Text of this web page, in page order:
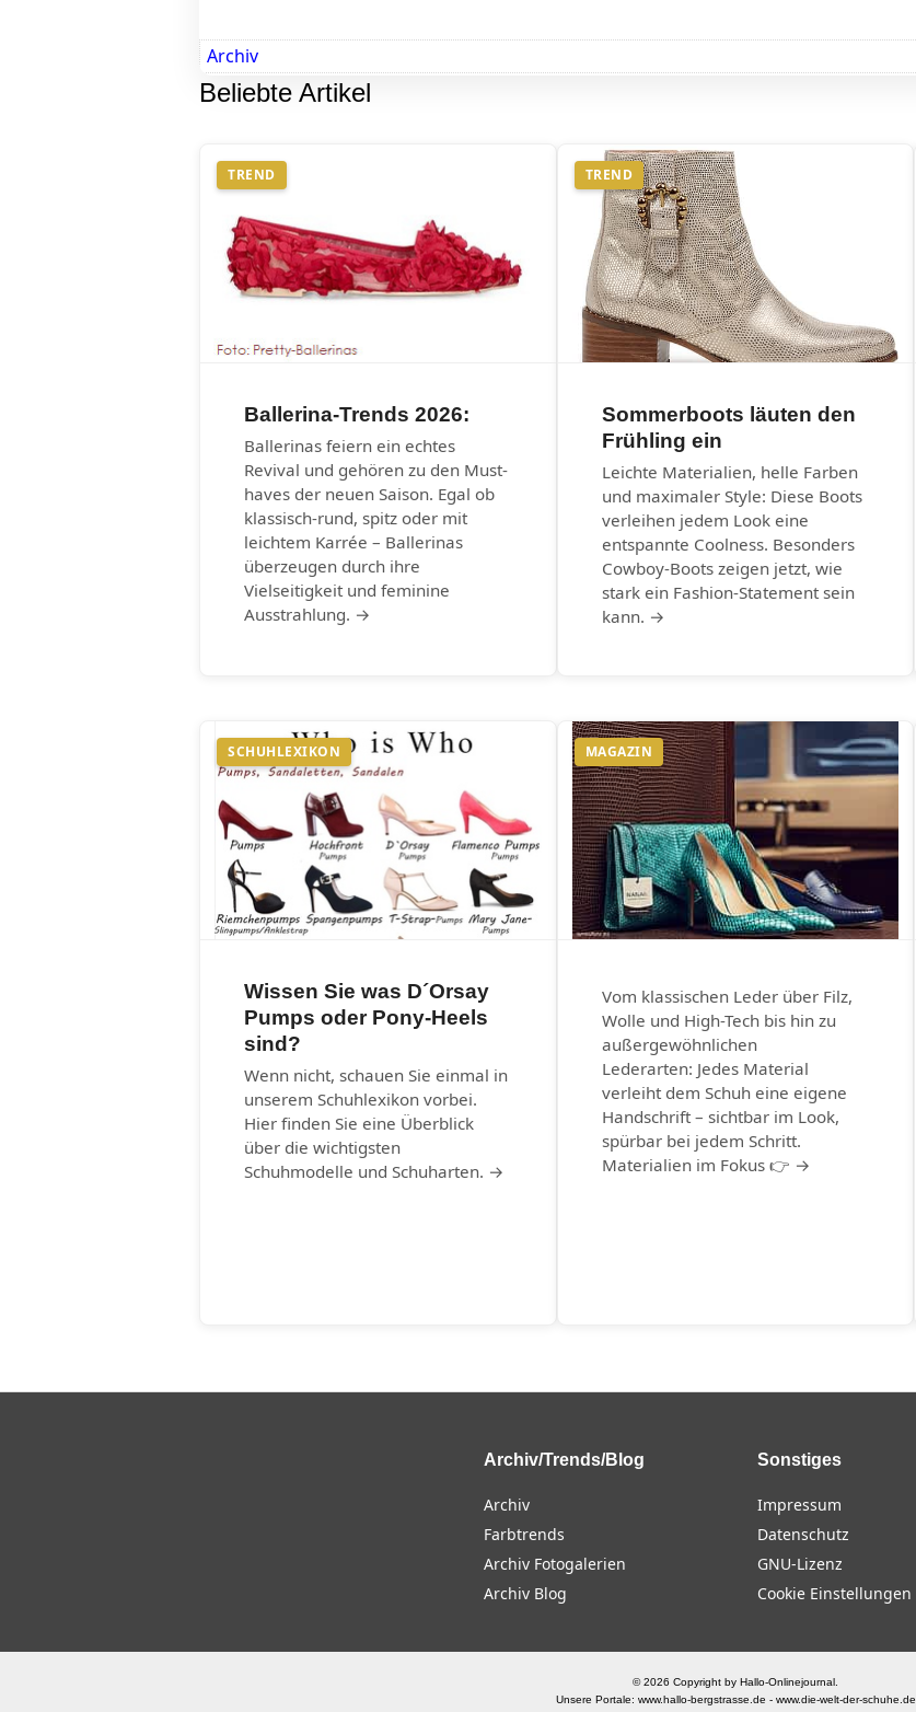
Archiv
Beliebte Artikel
TREND
Ballerina-Trends 2026:
Ballerinas feiern ein echtes
Revival und gehören zu den Must-
haves der neuen Saison. Egal ob
klassisch-rund, spitz oder mit
leichtem Karrée – Ballerinas
überzeugen durch ihre
Vielseitigkeit und feminine
Ausstrahlung. →
TREND
Sommerboots läuten den
Frühling ein
Leichte Materialien, helle Farben
und maximaler Style: Diese Boots
verleihen jedem Look eine
entspannte Coolness. Besonders
Cowboy-Boots zeigen jetzt, wie
stark ein Fashion-Statement sein
kann. →
SCHUHLEXIKON
Wissen Sie was D´Orsay
Pumps oder Pony-Heels
sind?
Wenn nicht, schauen Sie einmal in
unserem Schuhlexikon vorbei.
Hier finden Sie eine Überblick
über die wichtigsten
Schuhmodelle und Schuharten. →
MAGAZIN
Vom klassischen Leder über Filz,
Wolle und High-Tech bis hin zu
außergewöhnlichen
Lederarten: Jedes Material
verleiht dem Schuh eine eigene
Handschrift – sichtbar im Look,
spürbar bei jedem Schritt.
Materialien im Fokus 👉 →
Archiv/Trends/Blog
Archiv
Farbtrends
Archiv Fotogalerien
Archiv Blog
Sonstiges
Impressum
Datenschutz
GNU-Lizenz
Cookie Einstellungen
© 2026 Copyright by Hallo-Onlinejournal.
Unsere Portale: www.hallo-bergstrasse.de - www.die-welt-der-schuhe.de